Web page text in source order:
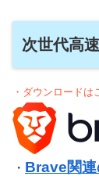
次世代高
・ダウンロードは
・ Brave関連